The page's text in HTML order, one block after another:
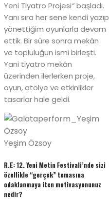
Yeni Tiyatro Projesi”başladı.
Yanı sıra her sene kendi yazıp
yönettiğim oyunlarla devam
ettik. Bir süre sonra mekân
ve topluluğun ismi birleşti.
Yani tiyatro mekân
üzerinden ilerlerken proje,
oyun, atölye ve etkinlikler
tasarlar hale geldi.
Yeşim Özsoy
R.E: 12. Yeni Metin Festivali’nde sizi
özellikle “gerçek” temasına
odaklanmaya iten motivasyonunuz
nedir?